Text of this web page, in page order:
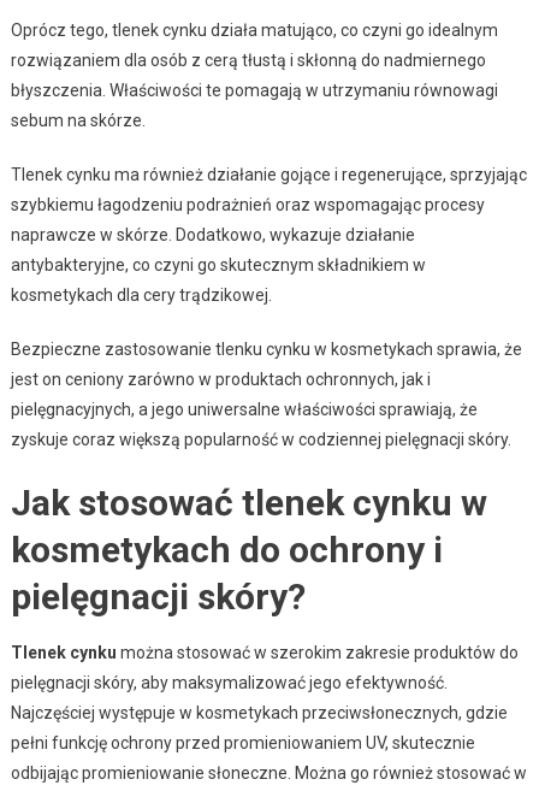
Oprócz tego, tlenek cynku działa matująco, co czyni go idealnym
rozwiązaniem dla osób z cerą tłustą i skłonną do nadmiernego
błyszczenia. Właściwości te pomagają w utrzymaniu równowagi
sebum na skórze.
Tlenek cynku ma również działanie gojące i regenerujące, sprzyjając
szybkiemu łagodzeniu podrażnień oraz wspomagając procesy
naprawcze w skórze. Dodatkowo, wykazuje działanie
antybakteryjne, co czyni go skutecznym składnikiem w
kosmetykach dla cery trądzikowej.
Bezpieczne zastosowanie tlenku cynku w kosmetykach sprawia, że
jest on ceniony zarówno w produktach ochronnych, jak i
pielęgnacyjnych, a jego uniwersalne właściwości sprawiają, że
zyskuje coraz większą popularność w codziennej pielęgnacji skóry.
Jak stosować tlenek cynku w
kosmetykach do ochrony i
pielęgnacji skóry?
Tlenek cynku można stosować w szerokim zakresie produktów do
pielęgnacji skóry, aby maksymalizować jego efektywność.
Najczęściej występuje w kosmetykach przeciwsłonecznych, gdzie
pełni funkcję ochrony przed promieniowaniem UV, skutecznie
odbijając promieniowanie słoneczne. Można go również stosować w